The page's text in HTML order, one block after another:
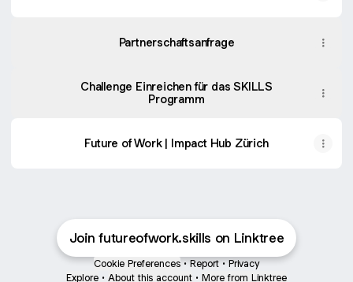
Partnerschaftsanfrage
Challenge Einreichen für das SKILLS
Programm
Future of Work | Impact Hub Zürich
Join futureofwork.skills on Linktree
Cookie Preferences • Report • Privacy
Explore • About this account • More from Linktree